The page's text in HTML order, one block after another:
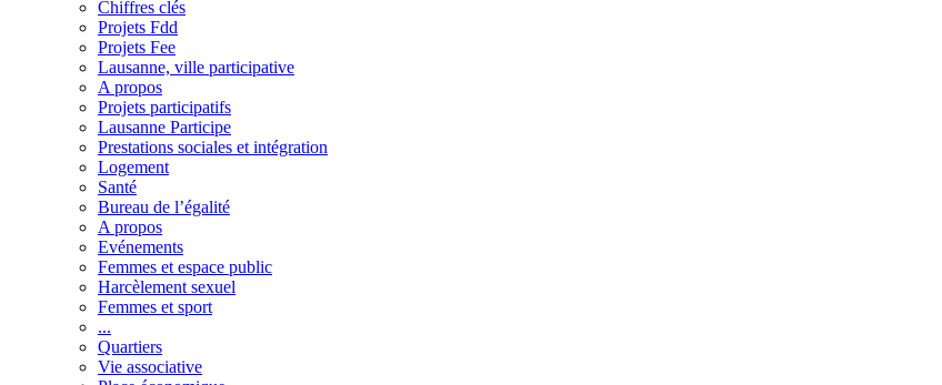
Chiffres clés
Projets Fdd
Projets Fee
Lausanne, ville participative
A propos
Projets participatifs
Lausanne Participe
Prestations sociales et intégration
Logement
Santé
Bureau de l’égalité
A propos
Evénements
Femmes et espace public
Harcèlement sexuel
Femmes et sport
...
Quartiers
Vie associative